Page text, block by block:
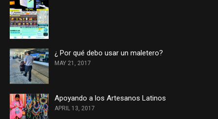
¿ Por qué debo usar un maletero?
MAY 21, 2017
Apoyando a los Artesanos Latinos
APRIL 13, 2017